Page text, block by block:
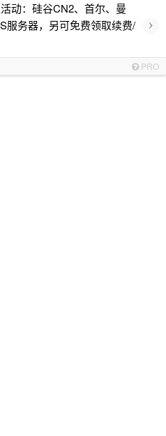
动：硅谷CN2、首尔、曼
服务器，另可免费领取续费/
›
PRO